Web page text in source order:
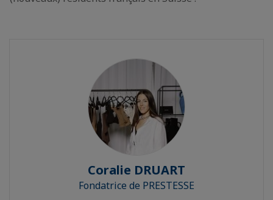
Coralie DRUART
Fondatrice de PRESTESSE